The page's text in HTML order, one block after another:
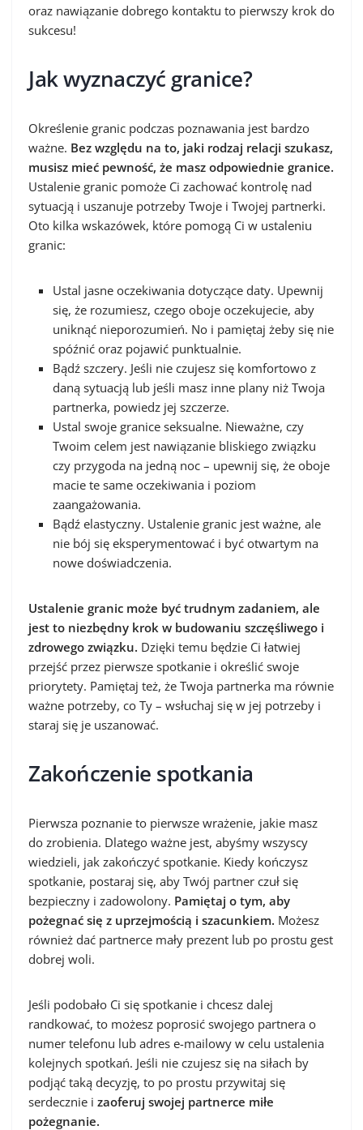
oraz nawiązanie dobrego kontaktu to pierwszy krok do
sukcesu!
Jak wyznaczyć granice?
Określenie granic podczas poznawania jest bardzo
ważne. Bez względu na to, jaki rodzaj relacji szukasz,
musisz mieć pewność, że masz odpowiednie granice.
Ustalenie granic pomoże Ci zachować kontrolę nad
sytuacją i uszanuje potrzeby Twoje i Twojej partnerki.
Oto kilka wskazówek, które pomogą Ci w ustaleniu
granic:
Ustal jasne oczekiwania dotyczące daty. Upewnij
się, że rozumiesz, czego oboje oczekujecie, aby
uniknąć nieporozumień. No i pamiętaj żeby się nie
spóźnić oraz pojawić punktualnie.
Bądź szczery. Jeśli nie czujesz się komfortowo z
daną sytuacją lub jeśli masz inne plany niż Twoja
partnerka, powiedz jej szczerze.
Ustal swoje granice seksualne. Nieważne, czy
Twoim celem jest nawiązanie bliskiego związku
czy przygoda na jedną noc – upewnij się, że oboje
macie te same oczekiwania i poziom
zaangażowania.
Bądź elastyczny. Ustalenie granic jest ważne, ale
nie bój się eksperymentować i być otwartym na
nowe doświadczenia.
Ustalenie granic może być trudnym zadaniem, ale
jest to niezbędny krok w budowaniu szczęśliwego i
zdrowego związku. Dzięki temu będzie Ci łatwiej
przejść przez pierwsze spotkanie i określić swoje
priorytety. Pamiętaj też, że Twoja partnerka ma równie
ważne potrzeby, co Ty – wsłuchaj się w jej potrzeby i
staraj się je uszanować.
Zakończenie spotkania
Pierwsza poznanie to pierwsze wrażenie, jakie masz
do zrobienia. Dlatego ważne jest, abyśmy wszyscy
wiedzieli, jak zakończyć spotkanie. Kiedy kończysz
spotkanie, postaraj się, aby Twój partner czuł się
bezpieczny i zadowolony. Pamiętaj o tym, aby
pożegnać się z uprzejmością i szacunkiem. Możesz
również dać partnerce mały prezent lub po prostu gest
dobrej woli.
Jeśli podobało Ci się spotkanie i chcesz dalej
randkować, to możesz poprosić swojego partnera o
numer telefonu lub adres e-mailowy w celu ustalenia
kolejnych spotkań. Jeśli nie czujesz się na siłach by
podjąć taką decyzję, to po prostu przywitaj się
serdecznie i zaoferuj swojej partnerce miłe
pożegnanie.